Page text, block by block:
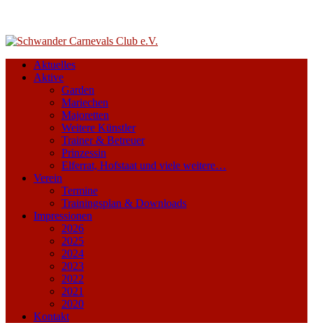
Aktuelles
Aktive
Garden
Mariechen
Majoretten
Weitere Künstler
Trainer & Betreuer
Prinzessin
Elferrat, Hofstaat und viele weitere…
Verein
Termine
Trainingsplan & Downloads
Impressionen
2026
2025
2024
2023
2022
2021
2020
Kontakt